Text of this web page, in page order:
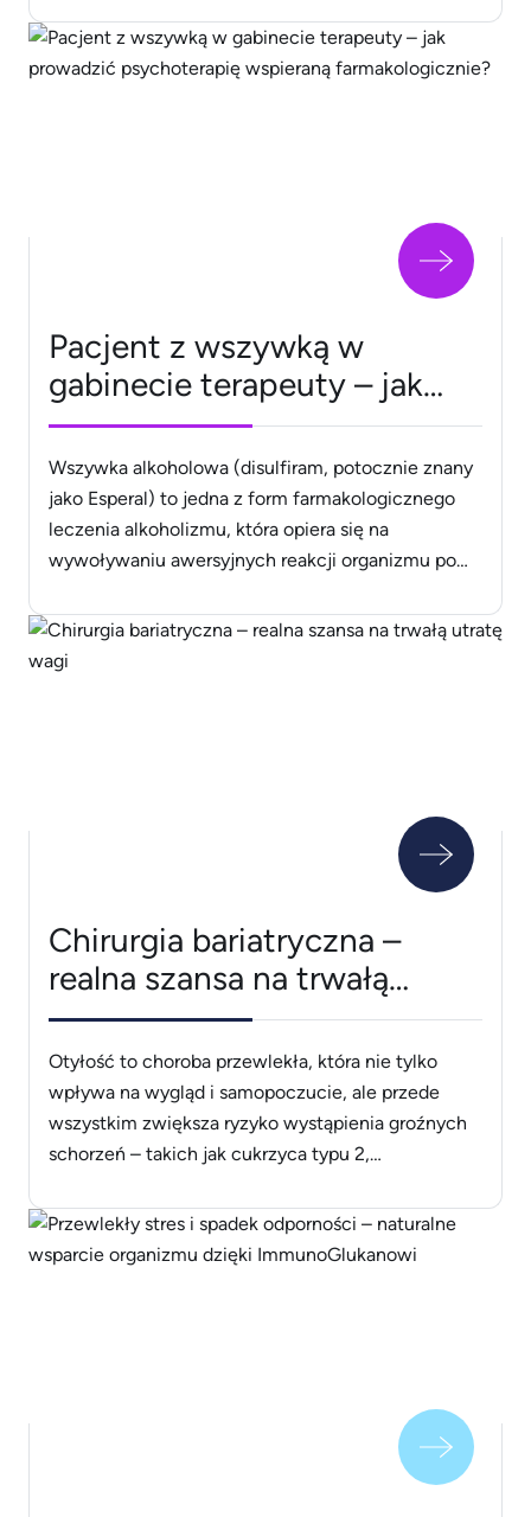
kobiecości oraz dążenia do perfekcji w odniesieniu
do tworzonych kompletów. Jeśli zastanawiasz się,
Pacjent z wszywką w
gabinecie terapeuty – jak
prowadzić psychoterapię
wspieraną farmakologicznie?
Wszywka alkoholowa (disulfiram, potocznie znany
jako Esperal) to jedna z form farmakologicznego
leczenia alkoholizmu, która opiera się na
wywoływaniu awersyjnych reakcji organizmu po
częściej spotykamy pacjentów, którzy przychodzą
na terapię już po implantacji wszywki. Dla
Chirurgia bariatryczna –
realna szansa na trwałą
utratę wagi
Otyłość to choroba przewlekła, która nie tylko
wpływa na wygląd i samopoczucie, ale przede
wszystkim zwiększa ryzyko wystąpienia groźnych
schorzeń – takich jak cukrzyca typu 2,
Kiedy dieta, aktywność fizyczna i zmiana stylu
życia nie przynoszą oczekiwanych efektów, z